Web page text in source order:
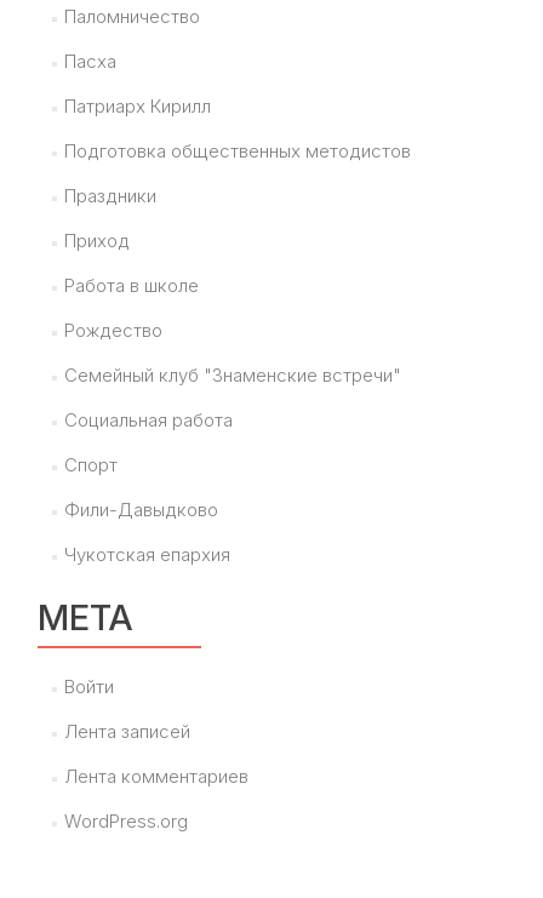
Паломничество
Пасха
Патриарх Кирилл
Подготовка общественных методистов
Праздники
Приход
Работа в школе
Рождество
Семейный клуб "Знаменские встречи"
Социальная работа
Спорт
Фили-Давыдково
Чукотская епархия
МЕТА
Войти
Лента записей
Лента комментариев
WordPress.org